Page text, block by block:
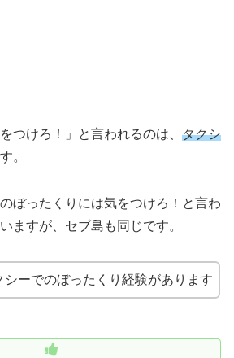
つけろ！」と言われるのは、 タクシ
。
ぼったくりには気をつけろ！と言わ
ますが、セブ島も同じです。
シーでのぼったくり経験があります